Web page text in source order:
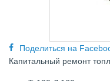
Поделиться на
Капитальный ремонт